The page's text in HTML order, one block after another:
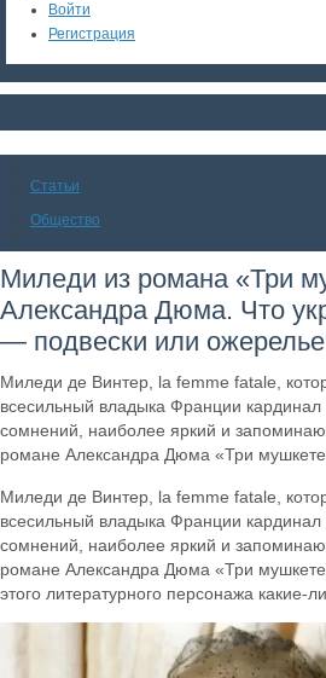
Войти
Регистрация
Статьи
Общество
Миледи из романа «Три
Александра Дюма. Что
— подвески или
Миледи де Винтер, la femme fatale,
всесильный владыка Франции
сомнений, наиболее яркий и
романе Александра Дюма «Три
Миледи де Винтер, la femme fatale,
всесильный владыка Франции
сомнений, наиболее яркий и
романе Александра Дюма «Три
этого литературного персонажа какие-